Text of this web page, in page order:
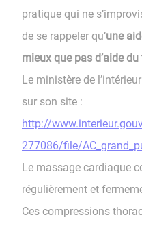
pratique qui ne
de se rappeler qu’une
mieux que pas d’aide
Le ministère de
sur son site :
http://
277086/file/
Le massage cardiaque
régulièrement et
Ces compressions